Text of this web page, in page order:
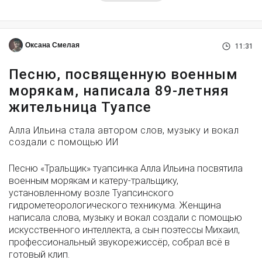
Оксана Смелая 11:31
Песню, посвященную военным
морякам, написала 89-летняя
жительница Туапсе
Алла Ильина стала автором слов, музыку и вокал
создали с помощью ИИ
Песню «Тральщик» туапсинка Алла Ильина посвятила
военным морякам и катеру-тральщику,
установленному возле Туапсинского
гидрометеорологического техникума. Женщина
написала слова, музыку и вокал создали с помощью
искусственного интеллекта, а сын поэтессы Михаил,
профессиональный звукорежиссёр, собрал всё в
готовый клип.